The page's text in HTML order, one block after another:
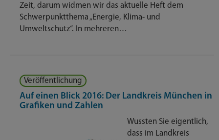
Zeit, darum widmen wir das aktuelle Heft dem
Schwerpunktthema „Energie, Klima- und
Umweltschutz“. In mehreren…
Veröffentlichung
Auf einen Blick 2016: Der Landkreis München in
Grafiken und Zahlen
Wussten Sie eigentlich,
dass im Landkreis